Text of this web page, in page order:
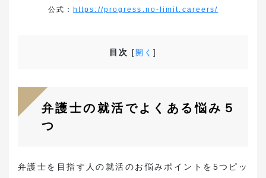
公式： https://progress.no-limit.careers/
目次 開く
弁護士の就活でよくある悩み５
つ
弁護士を目指す人の就活のお悩みポイントを5つピッ